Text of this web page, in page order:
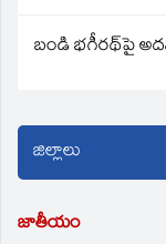
బండి భగీరథ్‌పై
జాతీయం